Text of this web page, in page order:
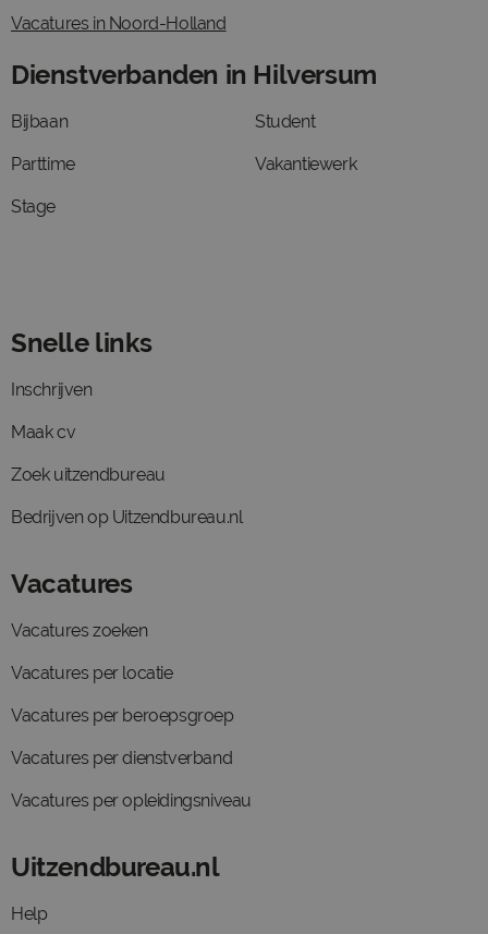
Vacatures in Noord-Holland
Dienstverbanden in Hilversum
Bijbaan
Parttime
Stage
Student
Vakantiewerk
Snelle links
Inschrijven
Maak cv
Zoek uitzendbureau
Bedrijven op Uitzendbureau.nl
Vacatures
Vacatures zoeken
Vacatures per locatie
Vacatures per beroepsgroep
Vacatures per dienstverband
Vacatures per opleidingsniveau
Uitzendbureau.nl
Help